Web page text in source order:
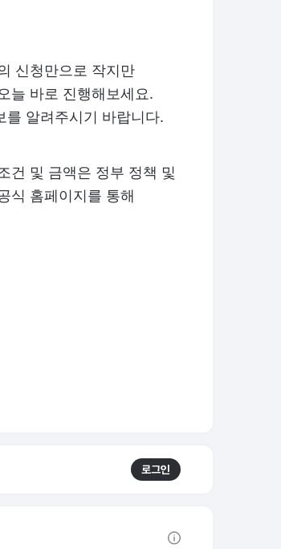
신청만으로 작지만
늘 바로 진행해보세요.
를 알려주시기 바랍니다.
건 및 금액은 정부 정책 및
식 홈페이지를 통해
로그인